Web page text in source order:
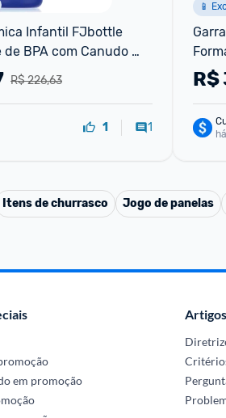
Infantil FJbottle
de BPA com Canudo
Escova De Limpeza
R$ 226,63
1 1
📱
R$
Itens de churrasco Jogo de panelas
em promoção